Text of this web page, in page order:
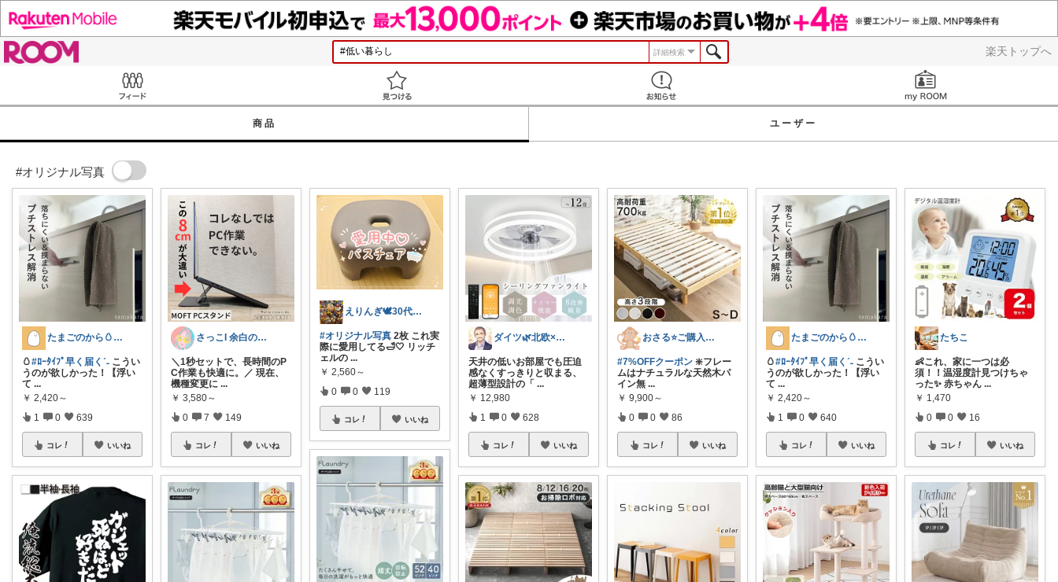
楽天トップへ
詳細検索
商品 ユーザー
#オリジナル写真
たまごのから🥚ラクに暮らす┊︎育児
🥚#ﾛｰﾀｲﾌﾟ早く届くˊ˗ こうい
うのが欲しかった！【浮い
て ...
￥ 2,420～
1 0 639
コレ いいね
さっこI 余白のある暮らし
＼1秒セットで、長時間のP
C作業も快適に。／ 現在、
機種変更に ...
￥ 3,580～
0 7 149
コレ いいね
えりんぎ🕊️30代幸せな一人暮らし🌸
#オリジナル写真 2枚 これ実
際に愛用してる🛁🤍 リッチ
ェルの ...
￥ 2,560～
0 0 119
コレ いいね
ダイツ🌿北欧×日本｜無理のない道具選び
天井の低いお部屋でも圧迫
感なくすっきりと収まる、
超薄型設計の「 ...
￥ 12,980
1 0 628
コレ いいね
おさる⭐ご購入感謝🐹
#7%OFFクーポン ❇️フレー
ムはナチュラルな天然木パ
イン無 ...
￥ 9,900～
0 0 86
コレ いいね
たまごのから🥚ラクに暮らす┊︎育児
🥚#ﾛｰﾀｲﾌﾟ早く届くˊ˗ こうい
うのが欲しかった！【浮い
て ...
￥ 2,420～
1 0 640
コレ いいね
たちこ
👶これ、家に一つは必
須！！温湿度計見つけちゃ
った✨ 赤ちゃん ...
￥ 1,470
0 0 16
コレ いいね